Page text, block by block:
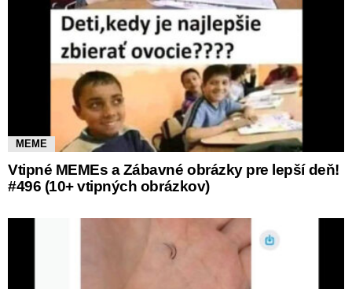
MEME
Vtipné MEMEs a Zábavné obrázky pre lepší deň!
#496 (10+ vtipných obrázkov)